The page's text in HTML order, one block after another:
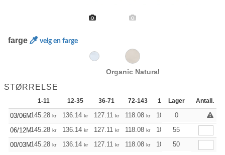
farge velg en farge
Organic Natural
STØRRELSE
1-11 12-35 36-71 72-143 144-287 288 +
Lager Antall.
03/06M145.28 kr 136.14 kr 127.11 kr 118.08 kr 108.94 kr 104.36 kr
0
06/12M145.28 kr 136.14 kr 127.11 kr 118.08 kr 108.94 kr
55
00/03M145.28 kr 136.14 kr 127.11 kr 118.08 kr 108.94 kr
50